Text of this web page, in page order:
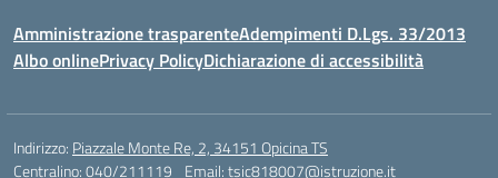
Amministrazione trasparenteAdempimenti D.Lgs. 33/2013
Albo onlinePrivacy PolicyDichiarazione di accessibilità
Indirizzo: Piazzale Monte Re, 2, 34151 Opicina TS
Centralino:040/211119 Email:tsic818007@istruzione.it